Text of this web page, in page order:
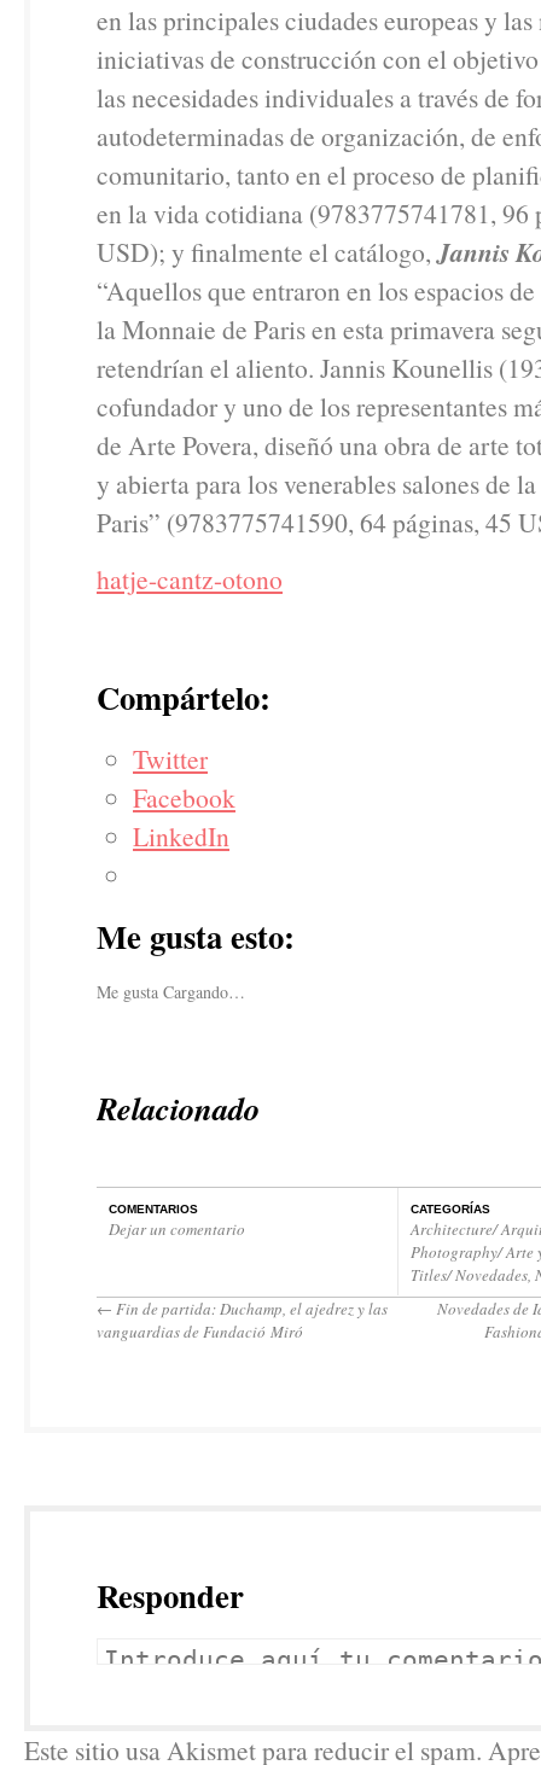
en las principales ciudades europeas y las
iniciativas de construcción con el
las necesidades individuales a través de
autodeterminadas de organización, de
comunitario, tanto en el proceso de
en la vida cotidiana (9783775741781, 96
USD); y finalmente el catálogo,Jannis
“Aquellos que entraron en los espacios
la Monnaie de Paris en esta primavera
retendrían el aliento. Jannis Kounellis
cofundador y uno de los representantes
de Arte Povera, diseñó una obra de arte
y abierta para los venerables salones de
Paris” (9783775741590, 64 páginas, 45
hatje-cantz-otono
Compártelo:
Twitter
Facebook
LinkedIn
Me gusta esto:
Me gusta Cargando…
Relacionado
COMENTARIOS
Dejar un comentario
CATEGORÍAS
Architecture/
Photography/ Arte
Titles/ Novedades,
← Fin de partida: Duchamp, el ajedrez y las
vanguardias de Fundació Miró
Novedades de
Responder
Este sitio usa Akismet para reducir el spam.